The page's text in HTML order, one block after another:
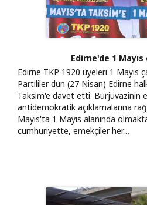
Edirne'de 1 Mayıs
Edirne TKP 1920 üyeleri 1 Mayıs
Partililer dün (27 Nisan) Edirne
Taksim'e davet etti. Burjuvazinin
antidemokratik açıklamalarına
Mayıs'ta 1 Mayıs alanında
cumhuriyette, emekçiler her…